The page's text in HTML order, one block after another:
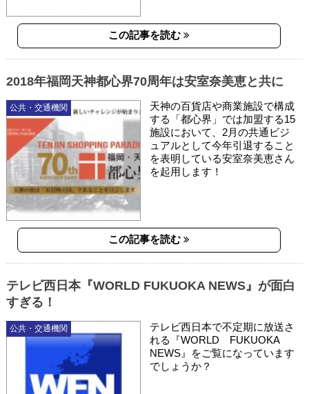
この記事を読む
公共・交通機関
2018年福岡天神都心界70周年は安室奈美恵と共に
天神の百貨店や商業施設で構成
する「都心界」では加盟する15
施設において、2月の共通ビジ
ュアルとして今年引退すること
を表明している安室奈美恵さん
を起用します！
この記事を読む
公共・交通機関
テレビ西日本『WORLD FUKUOKA NEWS』が面白
すぎる！
テレビ西日本で不定期に放送さ
れる『WORLD FUKUOKA
NEWS』をご覧になっています
でしょうか？